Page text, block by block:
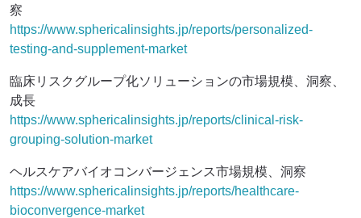
察
https://www.sphericalinsights.jp/reports/personalized-
testing-and-supplement-market
臨床リスクグループ化ソリューションの市場規模、洞察、
成長
https://www.sphericalinsights.jp/reports/clinical-risk-
grouping-solution-market
ヘルスケアバイオコンバージェンス市場規模、洞察
https://www.sphericalinsights.jp/reports/healthcare-
bioconvergence-market